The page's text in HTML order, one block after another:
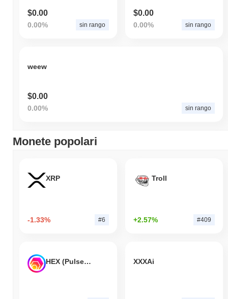
$0.00
0.00% sin rango
$0.00
0.00% sin rango
weew
$0.00
0.00% sin rango
Monete popolari
XRP
-1.33% #6
Troll
+2.57% #409
HEX (Pulsechain) XXXAi